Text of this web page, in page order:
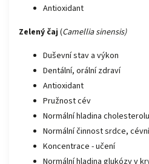
Antioxidant
Zelený čaj (Camellia sinensis)
Duševní stav a výkon
Dentální, orální zdraví
Antioxidant
Pružnost cév
Normální hladina
Normální činnost srdce,
Koncentrace - učení
Normální hladina glukózy v